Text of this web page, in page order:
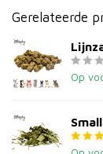
Gerelateerde
Op